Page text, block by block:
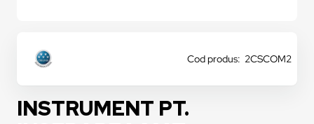
Cod produs: 2CSCOM2
INSTRUMENT PT.